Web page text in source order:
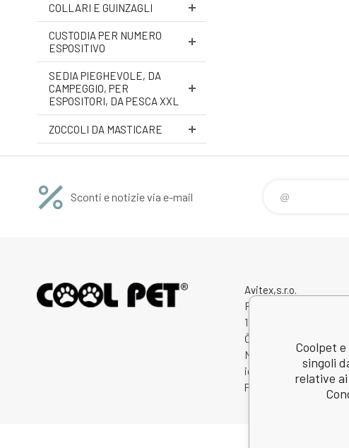
COLLARI E GUINZAGLI
CUSTODIA PER NUMERO
ESPOSITIVO
SEDIA PIEGHEVOLE, DA
CAMPEGGIO, PER
ESPOSITORI, DA PESCA XXL
ZOCCOLI DA MASTICARE
Sconti e notizie via e-mail
Avitex,s.r.o.
Rybná 716/24
11000 Praha 1
Česká Republika
Numero di
identificazione:
Partita IVA:
Coolpet
singoli
relative